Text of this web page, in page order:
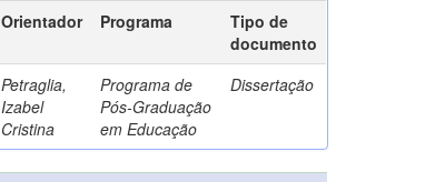
Orientador Programa
Tipo de
documento
Petraglia,
Izabel
Cristina
Programa de
Pós-Graduação
em Educação
Dissertação